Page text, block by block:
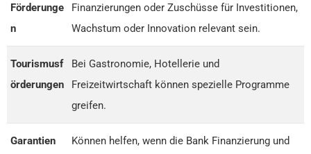
Förderunge
n
Finanzierungen oder Zuschüsse für Investitionen,
Wachstum oder Innovation relevant sein.
Tourismusf
örderungen
Bei Gastronomie, Hotellerie und
Freizeitwirtschaft können spezielle Programme
greifen.
Garantien
Können helfen, wenn die Bank Finanzierung und